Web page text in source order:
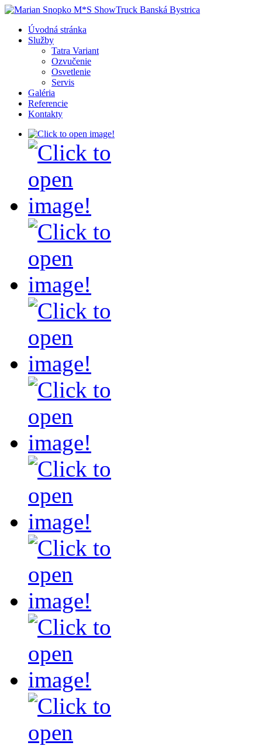
Úvodná stránka
Služby
Tatra Variant
Ozvučenie
Osvetlenie
Servis
Galéria
Referencie
Kontakty